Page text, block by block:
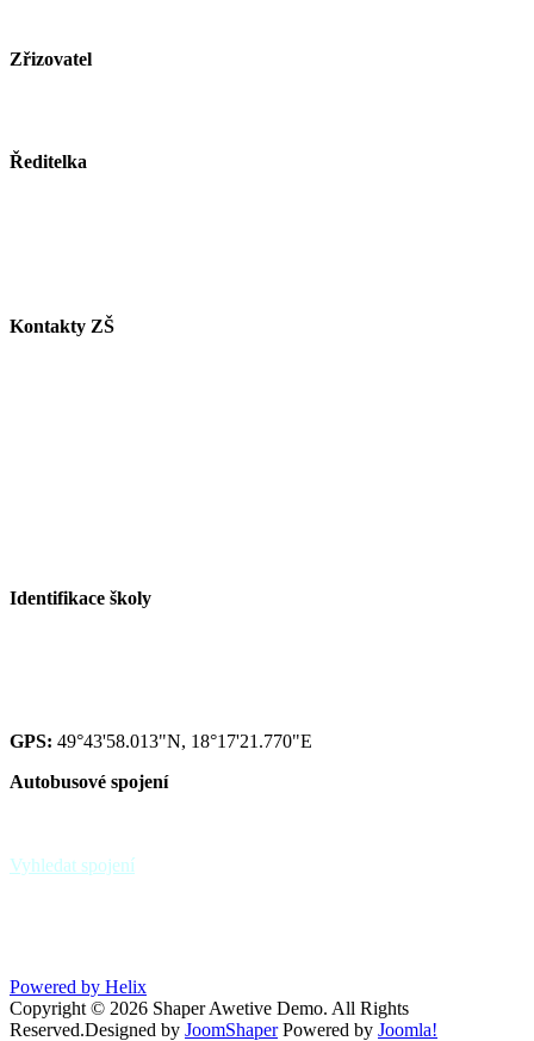
Zřizovatel
Ředitelka
Kontakty ZŠ
Identifikace školy
GPS: 49°43'58.013"N, 18°17'21.770"E
Autobusové spojení
Vyhledat spojení
Powered by Helix
Copyright © 2026 Shaper Awetive Demo. All Rights
Reserved.Designed by JoomShaper Powered by Joomla!